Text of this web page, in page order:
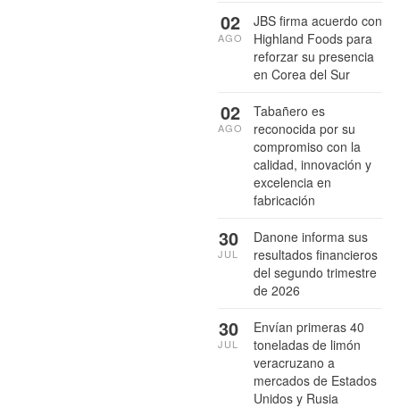
JBS firma acuerdo con
Highland Foods para
reforzar su presencia
en Corea del Sur
02
AGO
Tabañero es
reconocida por su
compromiso con la
calidad, innovación y
excelencia en
fabricación
02
AGO
Danone informa sus
resultados financieros
del segundo trimestre
de 2026
30
JUL
Envían primeras 40
toneladas de limón
veracruzano a
mercados de Estados
Unidos y Rusia
30
JUL